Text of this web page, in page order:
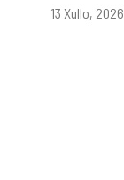
13 Xullo, 2026